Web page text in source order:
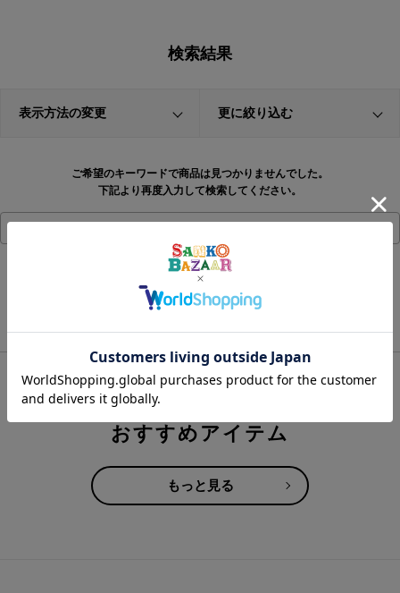
検索結果
表示方法の変更 更に絞り込む
ご希望のキーワードで商品は見つかりませんでした。
下記より再度入力して検索してください。
こだわり条件から探す
おすすめアイテム
もっと見る